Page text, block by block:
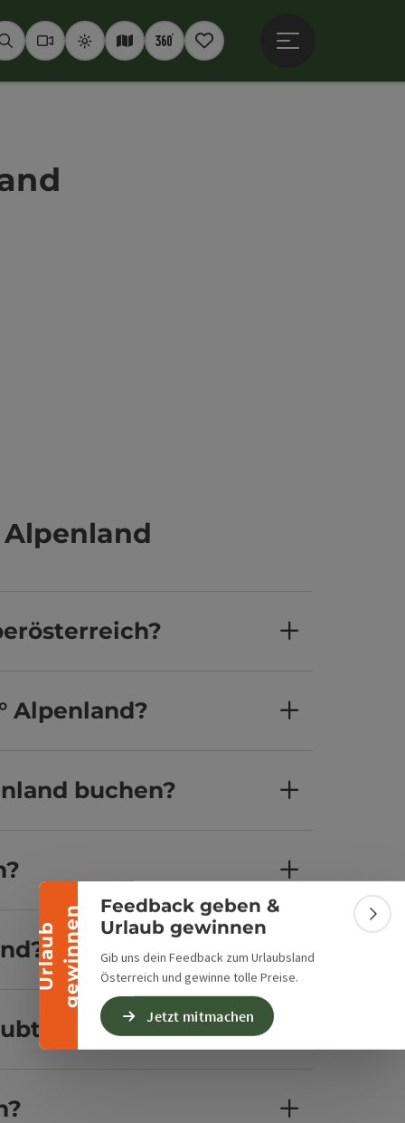
U
r
l
a
u
b
g
e
w
i
n
n
en
Banner einklappen
Feedback geben &
Urlaub gewinnen
Gib uns dein Feedback zum Urlaubsland
Österreich und gewinne tolle Preise.
Jetzt mitmachen
SuchenWebcams
WetterInteraktive Karte
360° Panoramen
Merkzettel
Alpenland?
buchen?